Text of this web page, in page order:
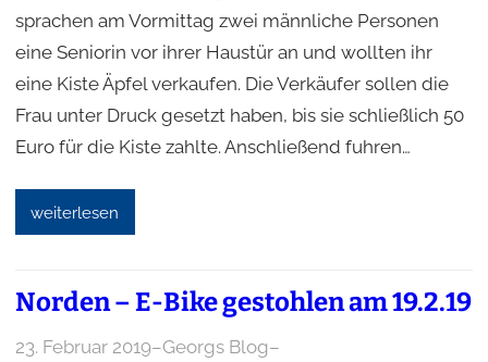
sprachen am Vormittag zwei männliche Personen
eine Seniorin vor ihrer Haustür an und wollten ihr
eine Kiste Äpfel verkaufen. Die Verkäufer sollen die
Frau unter Druck gesetzt haben, bis sie schließlich 50
Euro für die Kiste zahlte. Anschließend fuhren…
weiterlesen
Norden – E-Bike gestohlen am 19.2.19
23. Februar 2019–Georgs Blog–